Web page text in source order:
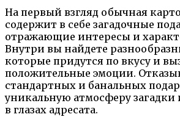
На первый взгляд обычная
содержит в себе загадочные
отражающие интересы и
Внутри вы найдете
которые придутся по вкусу и
положительные эмоции.
стандартных и банальных
уникальную атмосферу загадки
в глазах адресата.